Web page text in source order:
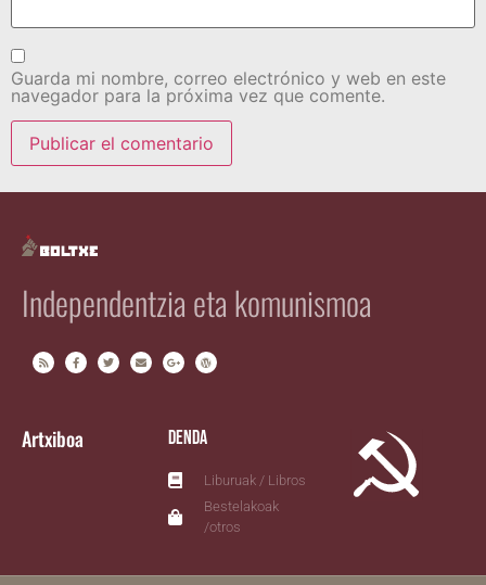
Guarda mi nombre, correo electrónico y web en este
navegador para la próxima vez que comente.
Independentzia eta komunismoa
Artxiboa Denda
Liburuak / Libros
Bestelakoak
/otros